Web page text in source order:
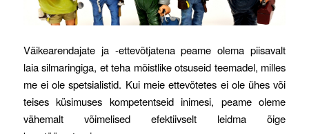
Väikearendajate ja -ettevõtjatena peame olema piisavalt
laia silmaringiga, et teha mõistlike otsuseid teemadel, milles
me ei ole spetsialistid. Kui meie ettevõtetes ei ole ühes või
teises küsimuses kompetentseid inimesi, peame oleme
vähemalt võimelised efektiivselt leidma õige